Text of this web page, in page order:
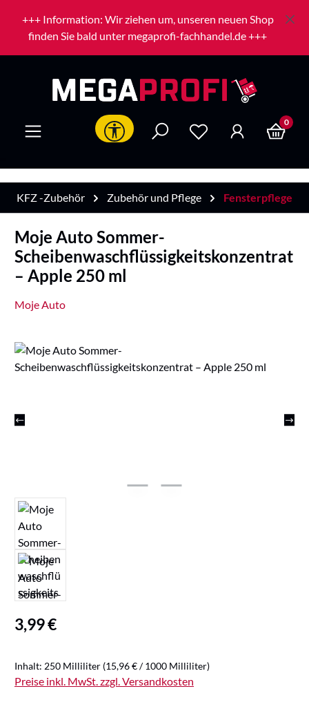
Zum Hauptinhalt springen
+++ Information: Wir ziehen um, unseren neuen Shop
finden Sie bald unter megaprofi-fachhandel.de +++
Werkzeugleiste anzeigen 0
KFZ -Zubehör Zubehör und Pflege Fensterpflege
Moje Auto Sommer-
Scheibenwaschflüssigkeitskonzentrat
– Apple 250 ml
Moje Auto
Bildergalerie überspringen
Regulärer Preis:
3,99 €
Inhalt: 250 Milliliter (15,96 € / 1000 Milliliter)
Preise inkl. MwSt. zzgl. Versandkosten